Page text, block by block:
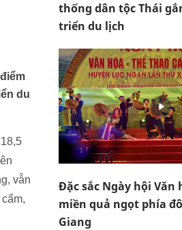
du
vẫn
thống dân tộc Thái
triển du lịch
Đặc sắc Ngày hội Văn
miền quả ngọt phía
Giang